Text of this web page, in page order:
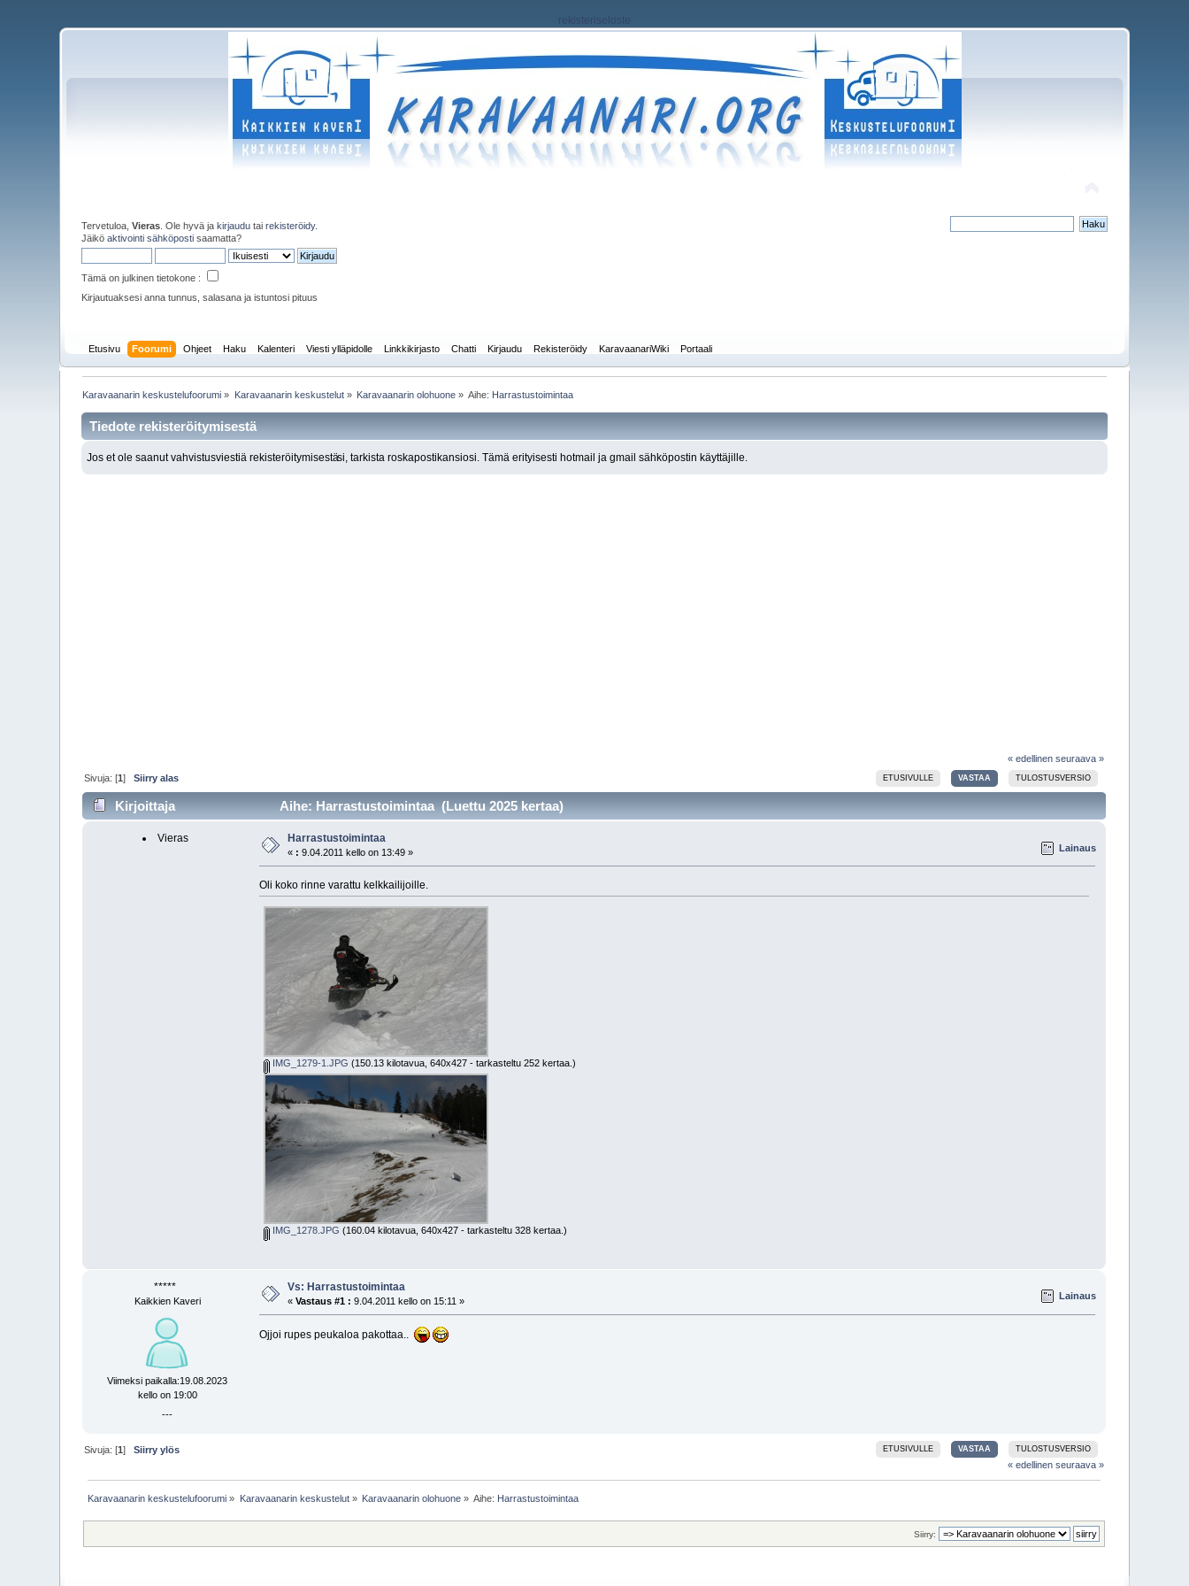
rekisteriseloste
Tervetuloa,Vieras . Ole hyvä jakirjaudu tairekisteröidy.
Jäiköaktivointi sähköposti saamatta?
Tämä on julkinen tietokone :
Kirjautuaksesi anna tunnus, salasana ja istuntosi pituus
Etusivu Foorumi Ohjeet Haku Kalenteri Viesti ylläpidolle Linkkikirjasto Chatti Kirjaudu Rekisteröidy KaravaanariWiki Portaali
Karavaanarin keskustelufoorumi » Karavaanarin keskustelut» Karavaanarin olohuone » Aihe: Harrastustoimintaa
Tiedote rekisteröitymisestä
Jos et ole saanut vahvistusviestiä rekisteröitymisestäsi, tarkista roskapostikansiosi. Tämä erityisesti hotmail ja gmail sähköpostin käyttäjille.
« edellinen seuraava »
ETUSIVULLE VASTAA TULOSTUSVERSIO
Sivuja: [1]Siirry alas
Kirjoittaja Aihe: Harrastustoimintaa (Luettu 2025 kertaa)
Vieras Harrastustoimintaa
« : 9.04.2011 kello on 13:49 » Lainaus
Oli koko rinne varattu kelkkailijoille.
IMG_1279-1.JPG (150.13 kilotavua, 640x427 - tarkasteltu 252 kertaa.)
IMG_1278.JPG (160.04 kilotavua, 640x427 - tarkasteltu 328 kertaa.)
*****
Kaikkien Kaveri
Viimeksi paikalla:19.08.2023
kello on 19:00
---
Vs: Harrastustoimintaa
«Vastaus #1 : 9.04.2011 kello on 15:11 » Lainaus
Ojjoi rupes peukaloa pakottaa..
ETUSIVULLE VASTAA TULOSTUSVERSIO
Sivuja: [1]Siirry ylös
« edellinen seuraava »
Karavaanarin keskustelufoorumi » Karavaanarin keskustelut» Karavaanarin olohuone » Aihe: Harrastustoimintaa
Siirry: